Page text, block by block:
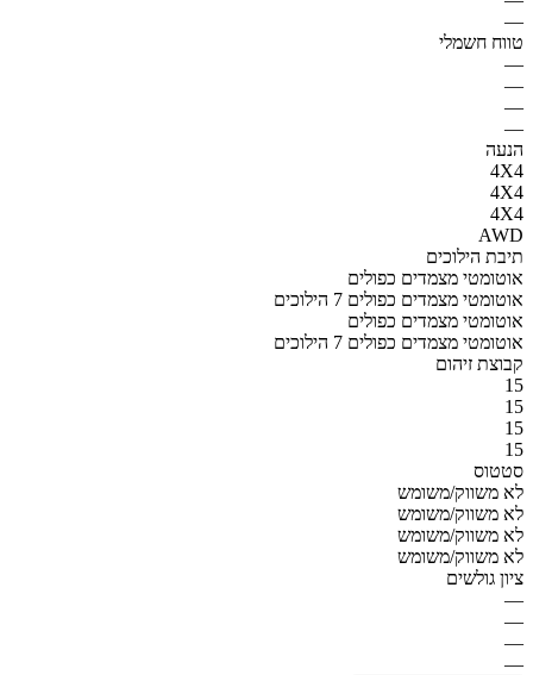
—
טווח חשמלי
—
—
—
—
הנעה
4X4
4X4
4X4
AWD
תיבת הילוכים
אוטומטי מצמדים כפולים
אוטומטי מצמדים כפולים 7 הילוכים
אוטומטי מצמדים כפולים
אוטומטי מצמדים כפולים 7 הילוכים
קבוצת זיהום
15
15
15
15
סטטוס
לא משווק/משומש
לא משווק/משומש
לא משווק/משומש
לא משווק/משומש
ציון גולשים
—
—
—
—